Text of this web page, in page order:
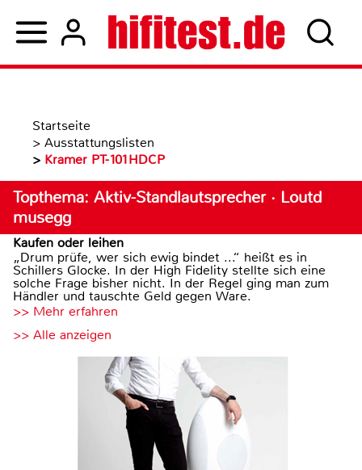
Startseite
> Ausstattungslisten
> Kramer PT-101HDCP
Topthema: Aktiv-Standlautsprecher · Loutd
musegg
Kaufen oder leihen
„Drum prüfe, wer sich ewig bindet ...“ heißt es in
Schillers Glocke. In der High Fidelity stellte sich eine
solche Frage bisher nicht. In der Regel ging man zum
Händler und tauschte Geld gegen Ware.
>> Mehr erfahren
>> Alle anzeigen